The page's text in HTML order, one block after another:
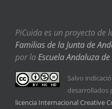
PiCuida es un proyecto de
Familias de la Junta de
por laEscuela Andaluza
Salvo
desarrollados
licencia Internacional Creative